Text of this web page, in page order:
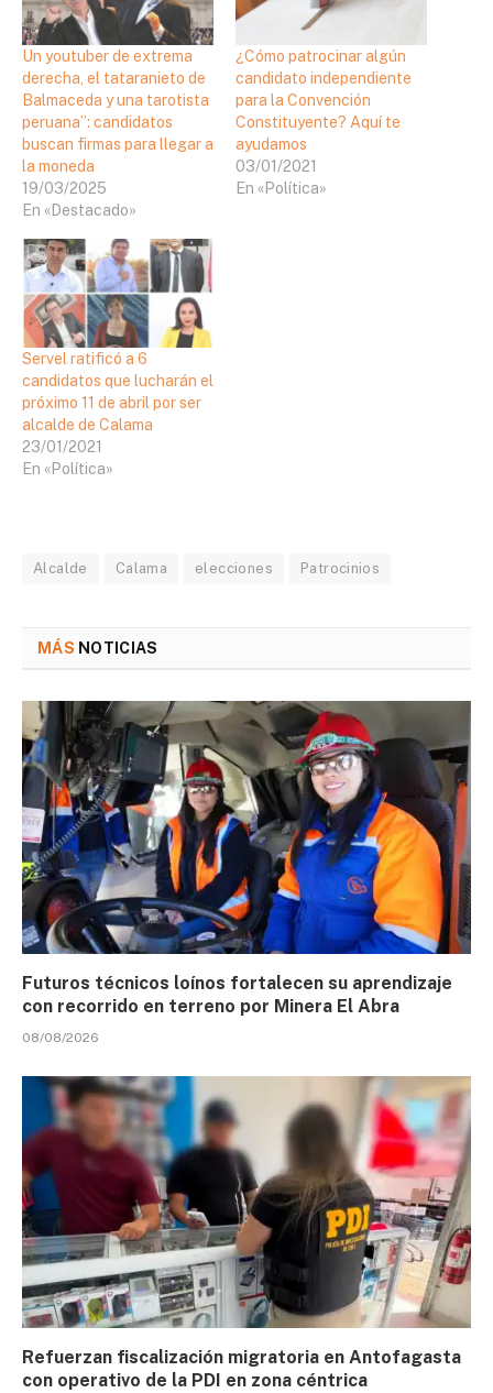
Un youtuber de extrema
derecha, el tataranieto de
Balmaceda y una tarotista
peruana”: candidatos
buscan firmas para llegar a
la moneda
19/03/2025
En «Destacado»
¿Cómo patrocinar algún
candidato independiente
para la Convención
Constituyente? Aquí te
ayudamos
03/01/2021
En «Política»
Servel ratificó a 6
candidatos que lucharán el
próximo 11 de abril por ser
alcalde de Calama
23/01/2021
En «Política»
Alcalde Calama elecciones Patrocinios
MÁS NOTICIAS
Futuros técnicos loínos fortalecen su aprendizaje
con recorrido en terreno por Minera El Abra
08/08/2026
Refuerzan fiscalización migratoria en Antofagasta
con operativo de la PDI en zona céntrica